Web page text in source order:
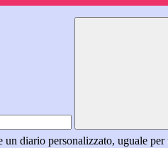
un diario personalizzato, uguale